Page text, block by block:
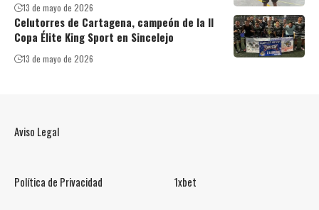
13 de mayo de 2026
Celutorres de Cartagena, campeón de la II
Copa Élite King Sport en Sincelejo
13 de mayo de 2026
Aviso Legal
Política de Privacidad 1xbet